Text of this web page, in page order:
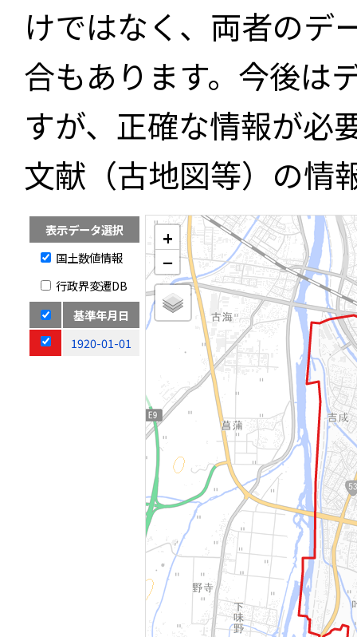
けではなく、両者のデ
合もあります。今後は
すが、正確な情報が必
文献（古地図等）の情
表示データ選択
国土数値情報
行政界変遷DB
基準年月日
1920-01-01
+
−